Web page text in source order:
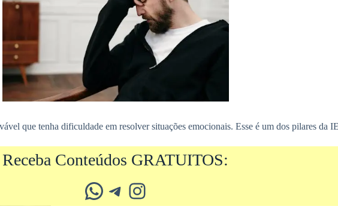
que tenha dificuldade em resolver situações emocionais. Esse é um dos pilares da
Receba Conteúdos GRATUITOS:
Whatsapp Telegram Instagram